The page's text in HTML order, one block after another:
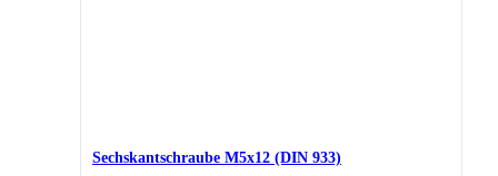
Sechskantschraube M5x12 (DIN 933)